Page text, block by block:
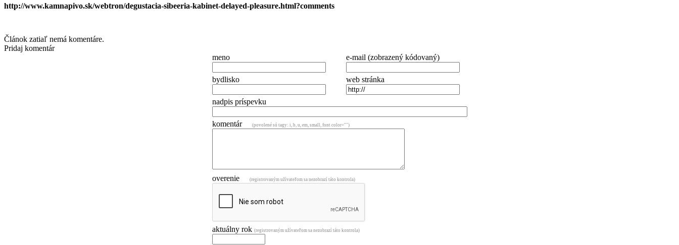
http://www.kamnapivo.sk/webtron/degustacia-sibeeria-kabinet-delayed-pleasure.html?comments
Článok zatiaľ nemá komentáre.
Pridaj komentár
meno
bydlisko
e-mail (zobrazený kódovaný)
web stránka
nadpis príspevku
komentár (povolené sú tagy: i, b, u, em, small, font color="")
overenie (registrovaným užívateľom sa nezobrazí táto kontrola)
aktuálny rok (registrovaným užívateľom sa nezobrazí táto kontrola)